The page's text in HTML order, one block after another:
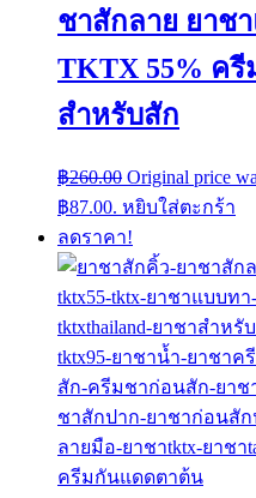
ชาสักลาย ยาช
TKTX 55% ค
สำหรับสัก
฿260.00 Original price
฿87.00. หยิบใส่ตะกร้า
ลดราคา!